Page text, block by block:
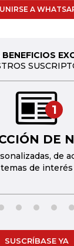
UNIRSE A
1
DE
de
temas de interés
SUSCRÍBASE YA